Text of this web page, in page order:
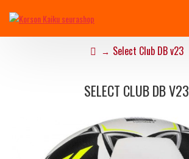
Select Club DB v23
SELECT CLUB DB V23